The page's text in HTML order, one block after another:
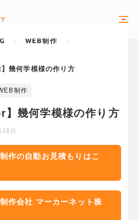
WEB制作
幾何学模様の作り方
制作
】幾何学模様の作り方
日
作の自動お見積もりはこ
作会社 マーカーネット株